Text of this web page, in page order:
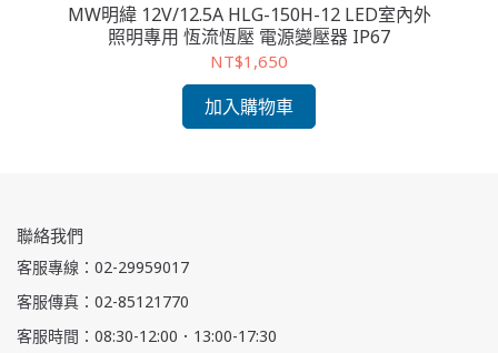
MW明緯 12V/12.5A HLG-150H-12 LED室內外
照明專用 恆流恆壓 電源變壓器 IP67
NT$1,650
加入購物車
聯絡我們
客服專線：02-29959017
客服傳真：02-85121770
客服時間：08:30-12:00．13:00-17:30